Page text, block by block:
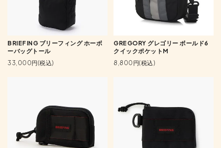
BRIEFING ブリーフィング ホーボ
ーバッグトール
33,000円(税込)
GREGORY グレゴリー ボールド6
クイックポケットM
8,800円(税込)